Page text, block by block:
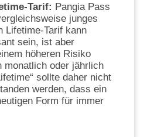
Tarif: Pangia Pass
junges
Lifetime-Tarif kann
sein, ist aber
höheren Risiko
monatlich oder jährlich
sollte daher nicht
werden, dass ein
Form für immer